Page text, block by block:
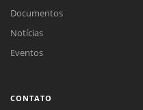
Documentos
Notícias
Eventos
CONTATO